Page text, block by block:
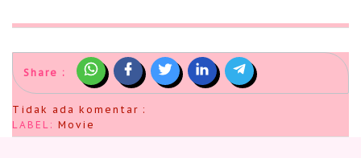
Share :
Tidak ada komentar :
LABEL: Movie